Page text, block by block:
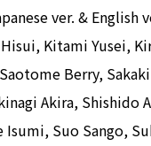
ver. &
Kitami Yusei,
Berry,
Akira, Shishido
Suo Sango,